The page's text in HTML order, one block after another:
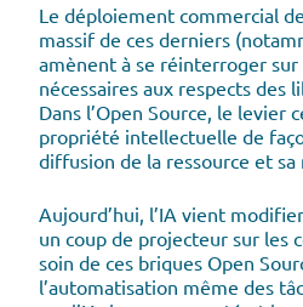
Le déploiement commercial
massif de ces derniers
amènent à se réinterroger sur
nécessaires aux respects des
Dans l’Open Source, le levier
propriété intellectuelle de
diffusion de la ressource et sa
Aujourd’hui, l’IA vient
un coup de projecteur sur les
soin de ces briques Open
l’automatisation même des